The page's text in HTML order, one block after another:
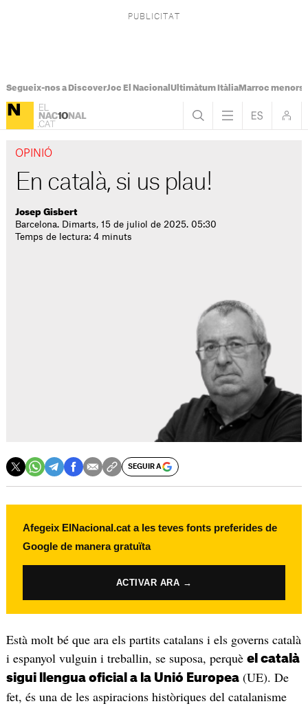
Segueix-nos a DiscoverJoc El Nacional Ultimàtum ItàliaMarroc menors
OPINIÓ
En català, si us plau!
Josep Gisbert
Barcelona. Dimarts, 15 de juliol de 2025. 05:30
Temps de lectura: 4 minuts
SEGUIR A
Afegeix ElNacional.cat a les teves fonts preferides de
Google de manera gratuïta
ACTIVAR ARA →
Està molt bé que ara els partits catalans i els governs català
i espanyol vulguin i treballin, se suposa, perquè el català
sigui llengua oficial a la Unió Europea(UE). De
fet, és una de les aspiracions històriques del catalanisme